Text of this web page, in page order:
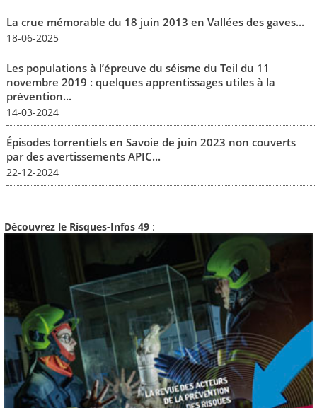
La crue mémorable du 18 juin 2013 en Vallées des gaves...
18-06-2025
Les populations à l’épreuve du séisme du Teil du 11
novembre 2019 : quelques apprentissages utiles à la
prévention...
14-03-2024
Épisodes torrentiels en Savoie de juin 2023 non couverts
par des avertissements APIC...
22-12-2024
Découvrez le Risques-Infos 49 :